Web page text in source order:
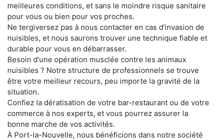
meilleures conditions, et sans le moindre risque sanitaire
pour vous ou bien pour vos proches.
Ne tergiversez pas à nous contacter en cas d'invasion de
nuisibles, et nous saurons trouver une technique fiable et
durable pour vous en débarrasser.
Besoin d'une opération musclée contre les animaux
nuisibles ? Notre structure de professionnels se trouve
être votre meilleur recours, peu importe la gravité de la
situation.
Confiez la dératisation de votre bar-restaurant ou de votre
commerce à nos experts, et vous pourrez assurer la
bonne marche de vos activités.
À Port-la-Nouvelle, nous bénéficions dans notre société